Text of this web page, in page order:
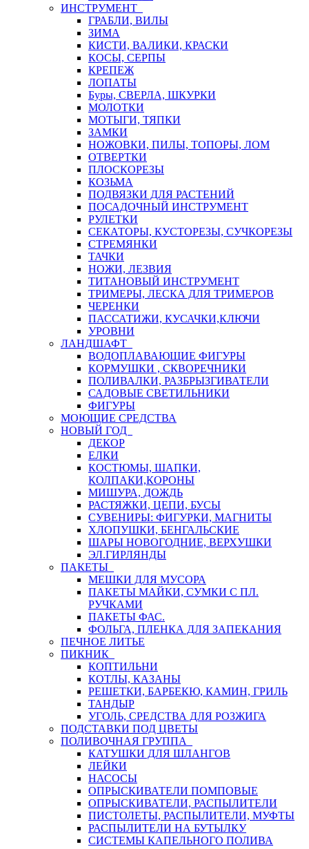
ИНСТРУМЕНТ
ГРАБЛИ, ВИЛЫ
ЗИМА
КИСТИ, ВАЛИКИ, КРАСКИ
КОСЫ, СЕРПЫ
КРЕПЕЖ
ЛОПАТЫ
Буры, СВЕРЛА, ШКУРКИ
МОЛОТКИ
МОТЫГИ, ТЯПКИ
ЗАМКИ
НОЖОВКИ, ПИЛЫ, ТОПОРЫ, ЛОМ
ОТВЕРТКИ
ПЛОСКОРЕЗЫ
КОЗЬМА
ПОДВЯЗКИ ДЛЯ РАСТЕНИЙ
ПОСАДОЧНЫЙ ИНСТРУМЕНТ
РУЛЕТКИ
СЕКАТОРЫ, КУСТОРЕЗЫ, СУЧКОРЕЗЫ
СТРЕМЯНКИ
ТАЧКИ
НОЖИ, ЛЕЗВИЯ
ТИТАНОВЫЙ ИНСТРУМЕНТ
ТРИМЕРЫ, ЛЕСКА ДЛЯ ТРИМЕРОВ
ЧЕРЕНКИ
ПАССАТИЖИ, КУСАЧКИ,КЛЮЧИ
УРОВНИ
ЛАНДШАФТ
ВОДОПЛАВАЮЩИЕ ФИГУРЫ
КОРМУШКИ , СКВОРЕЧНИКИ
ПОЛИВАЛКИ, РАЗБРЫЗГИВАТЕЛИ
САДОВЫЕ СВЕТИЛЬНИКИ
ФИГУРЫ
МОЮЩИЕ СРЕДСТВА
НОВЫЙ ГОД
ДЕКОР
ЕЛКИ
КОСТЮМЫ, ШАПКИ,
КОЛПАКИ,КОРОНЫ
МИШУРА, ДОЖДЬ
РАСТЯЖКИ, ЦЕПИ, БУСЫ
СУВЕНИРЫ: ФИГУРКИ, МАГНИТЫ
ХЛОПУШКИ, БЕНГАЛЬСКИЕ
ШАРЫ НОВОГОДНИЕ, ВЕРХУШКИ
ЭЛ.ГИРЛЯНДЫ
ПАКЕТЫ
МЕШКИ ДЛЯ МУСОРА
ПАКЕТЫ МАЙКИ, СУМКИ С ПЛ.
РУЧКАМИ
ПАКЕТЫ ФАС.
ФОЛЬГА, ПЛЕНКА ДЛЯ ЗАПЕКАНИЯ
ПЕЧНОЕ ЛИТЬЕ
ПИКНИК
КОПТИЛЬНИ
КОТЛЫ, КАЗАНЫ
РЕШЕТКИ, БАРБЕКЮ, КАМИН, ГРИЛЬ
ТАНДЫР
УГОЛЬ, СРЕДСТВА ДЛЯ РОЗЖИГА
ПОДСТАВКИ ПОД ЦВЕТЫ
ПОЛИВОЧНАЯ ГРУППА
КАТУШКИ ДЛЯ ШЛАНГОВ
ЛЕЙКИ
НАСОСЫ
ОПРЫСКИВАТЕЛИ ПОМПОВЫЕ
ОПРЫСКИВАТЕЛИ, РАСПЫЛИТЕЛИ
ПИСТОЛЕТЫ, РАСПЫЛИТЕЛИ, МУФТЫ
РАСПЫЛИТЕЛИ НА БУТЫЛКУ
СИСТЕМЫ КАПЕЛЬНОГО ПОЛИВА